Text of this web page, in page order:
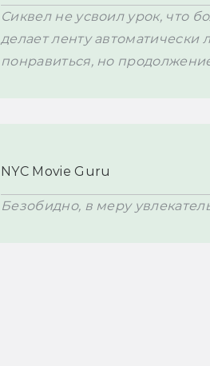
Сиквел не усвоил урок, что
делает ленту
понравиться, но
NYC Movie Guru
Безобидно, в меру